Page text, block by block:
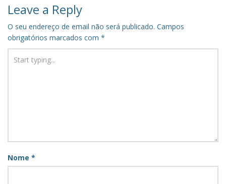
Leave a Reply
O seu endereço de email não será publicado. Campos
obrigatórios marcados com *
Nome *